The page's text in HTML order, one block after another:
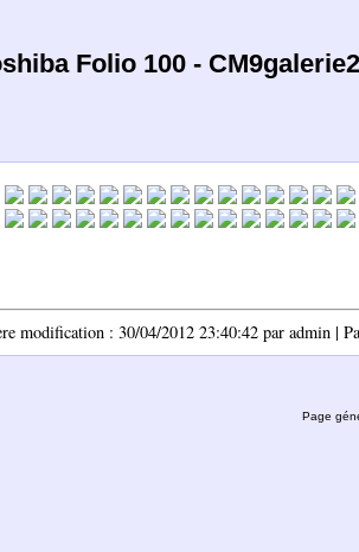
Folio 100 - CM9galerie2
modification : 30/04/2012 23:40:42 par admin |
Page